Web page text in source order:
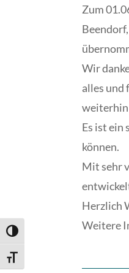
Umschalten auf hohe Kontraste
Schrift vergrößern
Zum
Wir
alles und
weiterhin
Es ist ein
können.
Mit sehr
Herzlich
Weitere